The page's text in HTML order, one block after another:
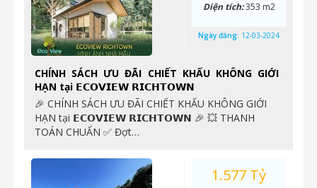
CHÍNH SÁCH ƯU ĐÃI CHIẾT KHẤU KHÔNG GIỚI
HẠN tại 𝗘𝗖𝗢𝗩𝗜𝗘𝗪 𝗥𝗜𝗖𝗛𝗧𝗢𝗪𝗡
🎉 CHÍNH SÁCH ƯU ĐÃI CHIẾT KHẤU KHÔNG GIỚI
HẠN tại 𝗘𝗖𝗢𝗩𝗜𝗘𝗪 𝗥𝗜𝗖𝗛𝗧𝗢𝗪𝗡 🎉 ️💥 THANH
TOÁN CHUẨN ✅ Đợt…
Diện tích:353 m2
Ngày đăng: 12-03-2024
1.577 Tỷ